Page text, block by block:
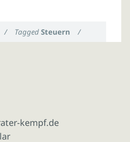
/ TaggedSteuern /
kempf.de